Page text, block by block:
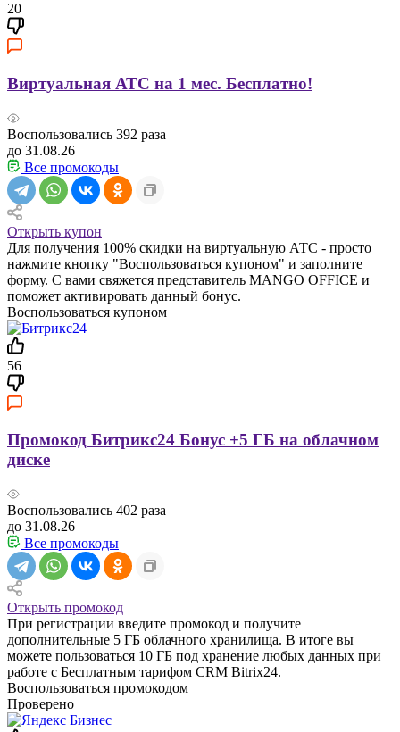
20
Виртуальная АТС на 1 мес. Бесплатно!
Воспользовались 392 раза
до 31.08.26
Все промокоды
Открыть купон
Для получения 100% скидки на виртуальную АТС - просто
нажмите кнопку "Воспользоваться купоном" и заполните
форму. С вами свяжется представитель MANGO OFFICE и
поможет активировать данный бонус.
Воспользоваться купоном
56
Промокод Битрикс24 Бонус +5 ГБ на облачном
диске
Воспользовались 402 раза
до 31.08.26
Все промокоды
Открыть промокод
При регистрации введите промокод и получите
дополнительные 5 ГБ облачного хранилища. В итоге вы
можете пользоваться 10 ГБ под хранение любых данных при
работе с Бесплатным тарифом CRM Bitrix24.
Воспользоваться промокодом
Проверено